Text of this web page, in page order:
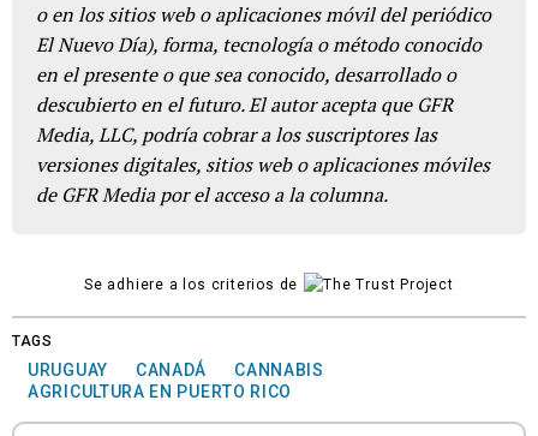
o en los sitios web o aplicaciones móvil del periódico
El Nuevo Día), forma, tecnología o método conocido
en el presente o que sea conocido, desarrollado o
descubierto en el futuro. El autor acepta que GFR
Media, LLC, podría cobrar a los suscriptores las
versiones digitales, sitios web o aplicaciones móviles
de GFR Media por el acceso a la columna.
Se adhiere a los criterios de
TAGS
URUGUAY CANADÁ
CANNABIS
AGRICULTURA EN PUERTO RICO